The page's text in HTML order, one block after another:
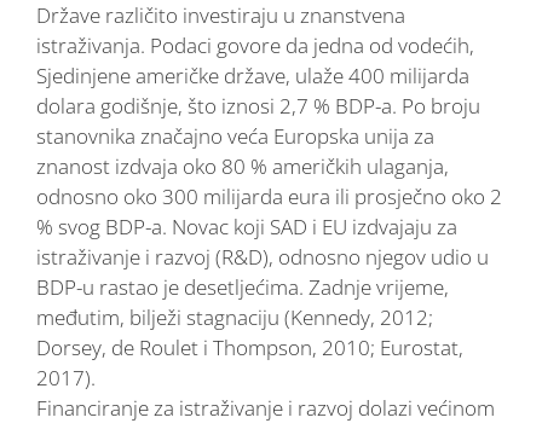
Države različito investiraju u znanstvena
istraživanja. Podaci govore da jedna od vodećih,
Sjedinjene američke države, ulaže 400 milijarda
dolara godišnje, što iznosi 2,7 % BDP-a. Po broju
stanovnika značajno veća Europska unija za
znanost izdvaja oko 80 % američkih ulaganja,
odnosno oko 300 milijarda eura ili prosječno oko 2
% svog BDP-a. Novac koji SAD i EU izdvajaju za
istraživanje i razvoj (R&D), odnosno njegov udio u
BDP-u rastao je desetljećima. Zadnje vrijeme,
međutim, bilježi stagnaciju (Kennedy, 2012;
Dorsey, de Roulet i Thompson, 2010; Eurostat,
2017).
Financiranje za istraživanje i razvoj dolazi većinom